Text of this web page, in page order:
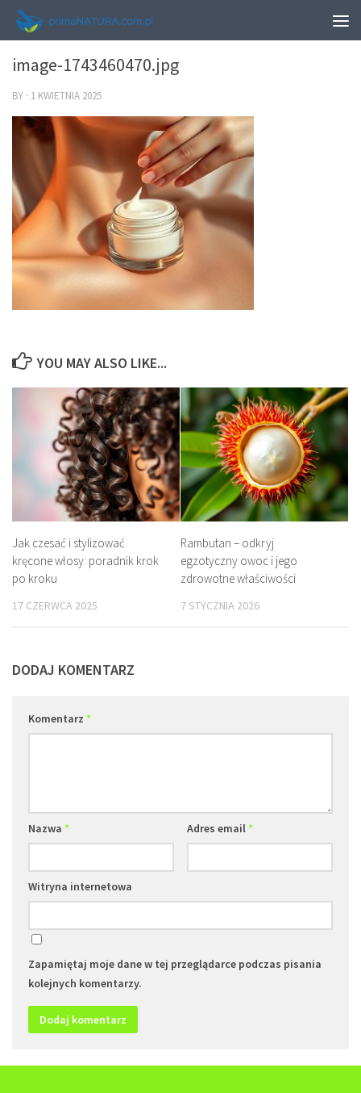
0
image-1743460470.jpg
BY · 1 KWIETNIA 2025
YOU MAY ALSO LIKE...
Jak czesać i stylizować
kręcone włosy: poradnik krok
po kroku
17 CZERWCA 2025
Rambutan – odkryj
egzotyczny owoc i jego
zdrowotne właściwości
7 STYCZNIA 2026
DODAJ KOMENTARZ
Komentarz *
Nazwa * Adres email*
Witryna internetowa
Zapamiętaj moje dane w tej przeglądarce podczas pisania
kolejnych komentarzy.